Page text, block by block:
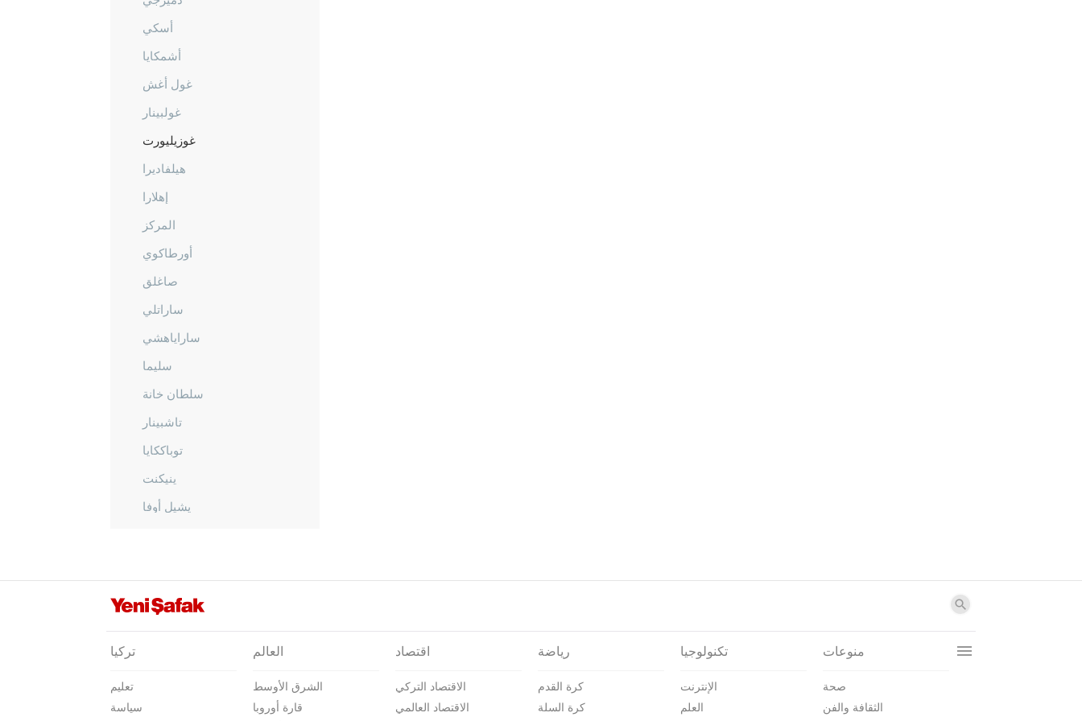
أسكي
أشمكايا
غول أغش
غولبينار
غوزيليورت
هيلفاديرا
إهلارا
المركز
أورطاكوي
صاغلق
ساراتلي
ساراياهشي
سليما
سلطان خانة
تاشبينار
توباككايا
ينيكنت
يشيل أوفا
أرداهان
أرتفين
بالق أسير
تركيا
تعليم
سياسة
العالم
الشرق الأوسط
قارة أوروبا
اقتصاد
الاقتصاد التركي
الاقتصاد العالمي
رياضة
كرة القدم
كرة السلة
تكنولوجيا
الإنترنت
العلم
منوعات
صحة
الثقافة والفن